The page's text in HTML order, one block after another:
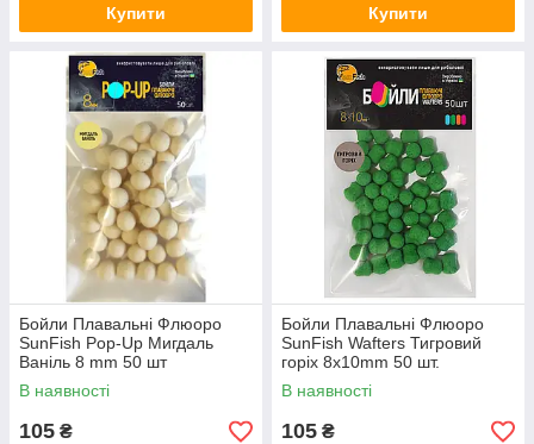
Купити Купити
Бойли Плавальні Флюоро
SunFish Pop-Up Мигдаль
Ваніль 8 mm 50 шт
(SF220876)
В наявності
105 ₴
Бойли Плавальні Флюоро
SunFish Wafters Тигровий
горіх 8x10mm 50 шт.
В наявності
105 ₴